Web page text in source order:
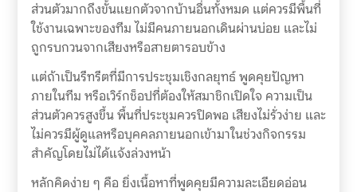
ส่วนตัวมากถึงขั้นแยกตัวจากบ้านอื่นทั้งหมด แต่ควรมีพื้นที่
ใช้งานเฉพาะของทีม ไม่มีคนภายนอกเดินผ่านบ่อย และไม่
ถูกรบกวนจากเสียงหรือสายตารอบข้าง
แต่ถ้าเป็นรีทรีตที่มีการประชุมเชิงกลยุทธ์ พูดคุยปัญหา
ภายในทีม หรือเวิร์กช็อปที่ต้องให้สมาชิกเปิดใจ ความเป็น
ส่วนตัวควรสูงขึ้น พื้นที่ประชุมควรปิดพอ เสียงไม่รั่วง่าย และ
ไม่ควรมีผู้ดูแลหรือบุคคลภายนอกเข้ามาในช่วงกิจกรรม
สำคัญโดยไม่ได้แจ้งล่วงหน้า
หลักคิดง่าย ๆ คือ ยิ่งเนื้อหาที่พูดคุยมีความละเอียดอ่อน